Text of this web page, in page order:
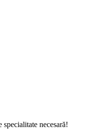
specialitate necesară!